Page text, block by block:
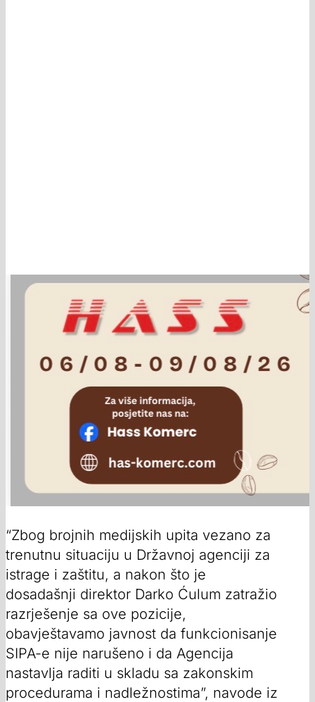
“Zbog brojnih medijskih upita vezano za
trenutnu situaciju u Državnoj agenciji za
istrage i zaštitu, a nakon što je
dosadašnji direktor Darko Ćulum zatražio
razrješenje sa ove pozicije,
obavještavamo javnost da funkcionisanje
SIPA-e nije narušeno i da Agencija
nastavlja raditi u skladu sa zakonskim
procedurama i nadležnostima”, navode iz